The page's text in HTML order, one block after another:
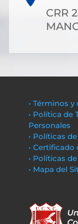
CRR
• Términos
• Política de
Personales
• Políticas
•
• Políticas
• Mapa del